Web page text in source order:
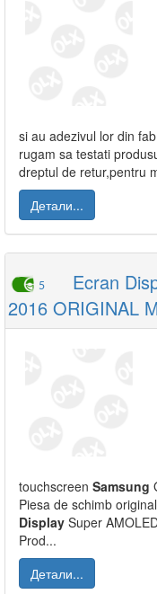
si au adezivul lor din
rugam sa testati
dreptul de retur,pentru
Детали...
5
Ecran
2016 ORIGINAL
touchscreen Samsung
Piesa de schimb
Display Super
Prod...
Детали...